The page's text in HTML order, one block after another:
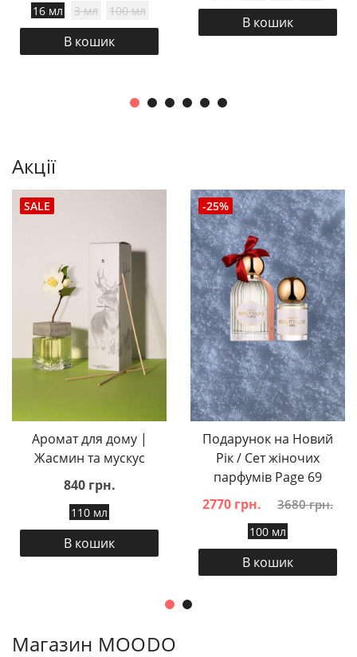
16 мл 3 мл 100 мл
В кошик
В кошик
Акції
SALE
Аромат для дому |
Жасмин та мускус
840 грн.
110 мл
В кошик
-25%
Подарунок на Новий
Рік / Сет жіночих
парфумів Page 69
2770 грн.
3680 грн.
100 мл
В кошик
Магазин MOODO